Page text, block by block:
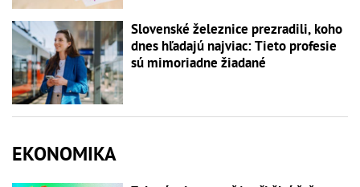
Slovenské železnice prezradili, koho
dnes hľadajú najviac: Tieto profesie
sú mimoriadne žiadané
EKONOMIKA